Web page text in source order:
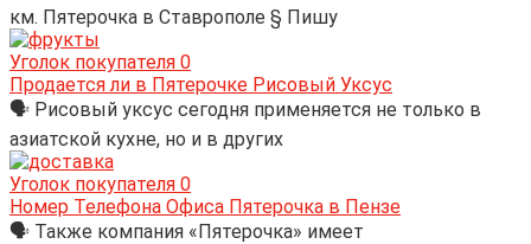
км. Пятерочка в Ставрополе § Пишу
Уголок покупателя 0
Продается ли в Пятерочке Рисовый Уксус
🗣 Рисовый уксус сегодня применяется не только в
азиатской кухне, но и в других
Уголок покупателя 0
Номер Телефона Офиса Пятерочка в Пензе
🗣 Также компания «Пятерочка» имеет